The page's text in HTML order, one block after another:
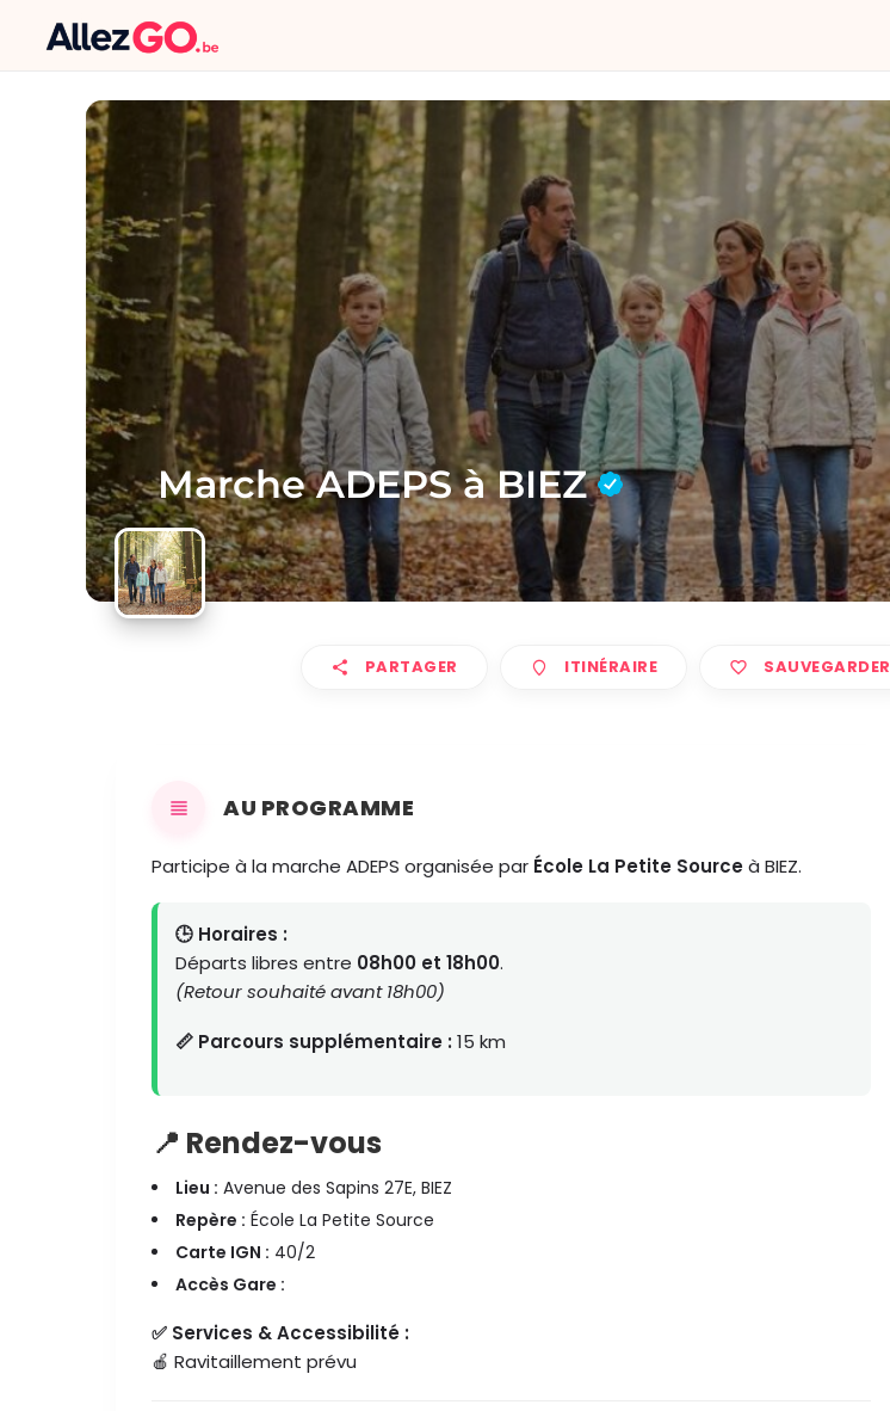
Marche ADEPS à BIEZ
PARTAGER ITINÉRAIRE SAUVEGARDER
AU PROGRAMME
Participe à la marche ADEPS organisée par École La Petite Sourceà BIEZ.
🕒 Horaires :
Départs libres entre 08h00 et 18h00.
(Retour souhaité avant 18h00)
📏 Parcours supplémentaire :15 km
📍 Rendez-vous
Lieu : Avenue des Sapins 27E, BIEZ
Repère : École La Petite Source
Carte IGN : 40/2
Accès Gare :
✅ Services & Accessibilité :
🍎 Ravitaillement prévu